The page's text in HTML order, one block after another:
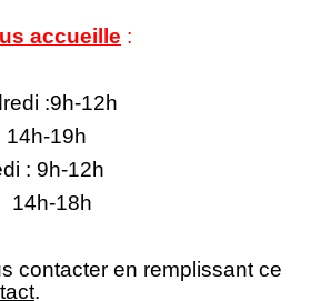
accueille :
:9h-12h
9h-12h
contacter en remplissant ce
.